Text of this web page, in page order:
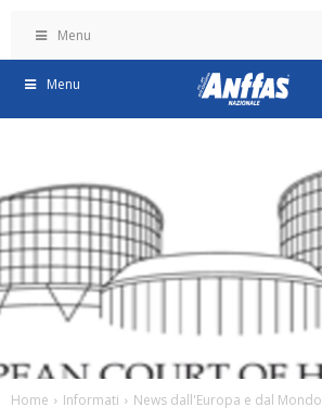
Menu
Menu
Home Informati News dall'Europa e dal Mondo